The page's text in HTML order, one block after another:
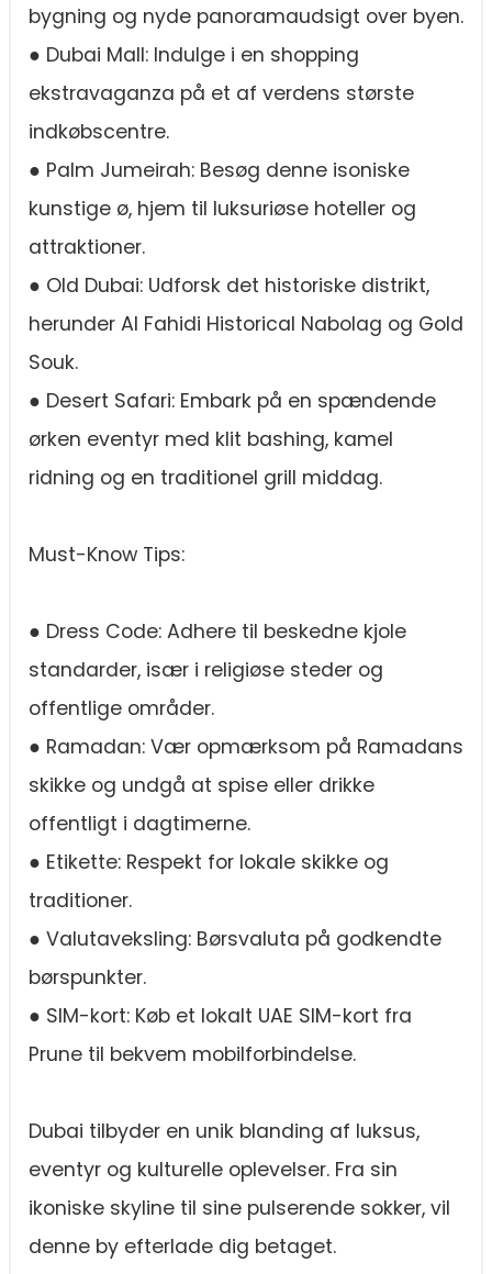
bygning og nyde panoramaudsigt over byen.
● Dubai Mall: Indulge i en shopping
ekstravaganza på et af verdens største
indkøbscentre.
● Palm Jumeirah: Besøg denne isoniske
kunstige ø, hjem til luksuriøse hoteller og
attraktioner.
● Old Dubai: Udforsk det historiske distrikt,
herunder Al Fahidi Historical Nabolag og Gold
Souk.
● Desert Safari: Embark på en spændende
ørken eventyr med klit bashing, kamel
ridning og en traditionel grill middag.
Must-Know Tips:
● Dress Code: Adhere til beskedne kjole
standarder, især i religiøse steder og
offentlige områder.
● Ramadan: Vær opmærksom på Ramadans
skikke og undgå at spise eller drikke
offentligt i dagtimerne.
● Etikette: Respekt for lokale skikke og
traditioner.
● Valutaveksling: Børsvaluta på godkendte
børspunkter.
● SIM-kort: Køb et lokalt UAE SIM-kort fra
Prune til bekvem mobilforbindelse.
Dubai tilbyder en unik blanding af luksus,
eventyr og kulturelle oplevelser. Fra sin
ikoniske skyline til sine pulserende sokker, vil
denne by efterlade dig betaget.